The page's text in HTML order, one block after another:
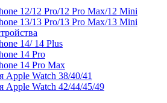
12/12 Pro/12 Pro Max/12 Mini
13/13 Pro/13 Pro Max/13 Mini
14/ 14 Plus
14 Pro
14 Pro Max
Apple Watch 38/40/41
Apple Watch 42/44/45/49